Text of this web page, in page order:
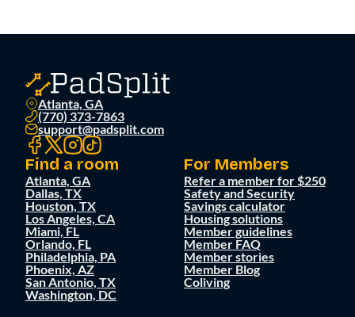
Atlanta, GA
(770) 373-7863
support@padsplit.com
Find a room
Atlanta, GA
Dallas, TX
Houston, TX
Los Angeles, CA
Miami, FL
Orlando, FL
Philadelphia, PA
Phoenix, AZ
San Antonio, TX
Washington, DC
For Members
Refer a member for $250
Safety and Security
Savings calculator
Housing solutions
Member guidelines
Member FAQ
Member stories
Member Blog
Coliving